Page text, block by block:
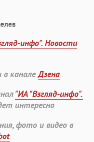
инфо". Новости
в каналеДзена
"ИА "Взгляд-инфо".
интересно
фото и видео в